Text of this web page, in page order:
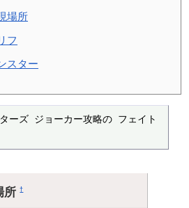
場所
フ
スター
ーズ ジョーカー攻略の フェイト
所†